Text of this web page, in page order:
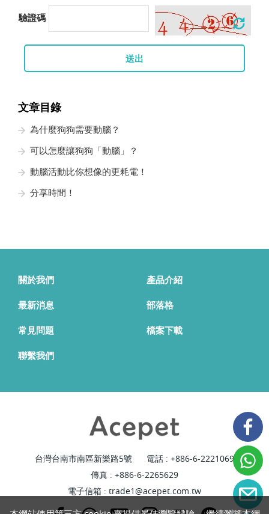
驗證碼
送出
文章目錄
為什麼狗狗需要動腦？
可以怎麼讓狗狗「動腦」？
動腦活動比你想像的更耗電！
分享時間！
關於我們 產品介紹
最新消息 部落格
常見問題 檔案下載
聯繫我們
台灣台南市南區新樂路5號 電話 : +886-6-2221069
傳真 : +886-6-2265629
電子信箱 : trade1@acepet.com.tw